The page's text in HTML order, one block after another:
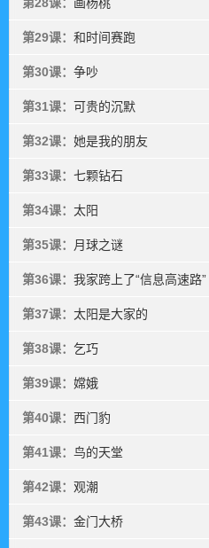
第29课： 和时间赛跑
第30课： 争吵
第31课： 可贵的沉默
第32课： 她是我的朋友
第33课： 七颗钻石
第34课： 太阳
第35课： 月球之谜
第36课： 我家跨上了“信息高速路”
第37课： 太阳是大家的
第38课： 乞巧
第39课： 嫦娥
第40课： 西门豹
第41课： 鸟的天堂
第42课： 观潮
第43课： 金门大桥